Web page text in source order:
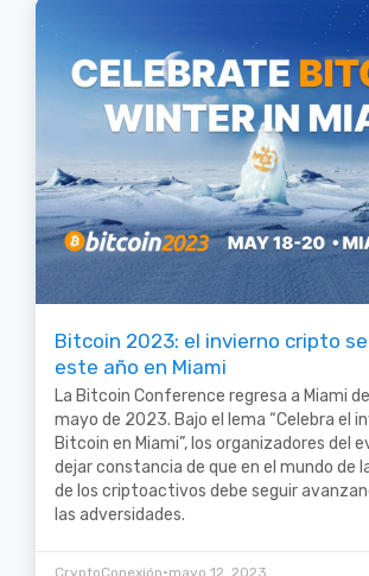
Bitcoin 2023: el invierno cripto
este año en Miami
La Bitcoin Conference regresa a Miami
mayo de 2023. Bajo el lema “Celebra el
Bitcoin en Miami”, los organizadores del
dejar constancia de que en el mundo de
de los criptoactivos debe seguir
las adversidades.
•